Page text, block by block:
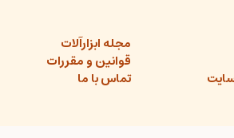
مجله ابزارآلات
قوانین و مقررات
تماس با ما